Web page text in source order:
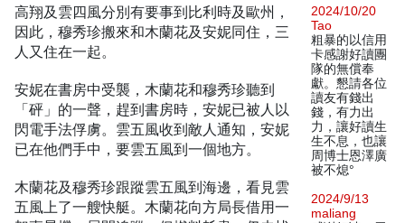
高翔及雲四風分別有要事到比利時及歐州，
因此，穆秀珍搬來和木蘭花及安妮同住，三
人又住在一起。
安妮在書房中受襲，木蘭花和穆秀珍聽到
「砰」的一聲，趕到書房時，安妮已被人以
閃電手法俘虜。雲五風收到敵人通知，安妮
已在他們手中，要雲五風到一個地方。
木蘭花及穆秀珍跟蹤雲五風到海邊，看見雲
五風上了一艘快艇。木蘭花向方局長借用一
2024/10/20
Tao
粗暴的以信用
卡感謝好讀團
隊的無償奉
獻。懇請各位
讀友有錢出
錢，有力出
力，讓好讀生
生不息，也讓
周博士恩澤廣
被不熄°
2024/9/13
maliang